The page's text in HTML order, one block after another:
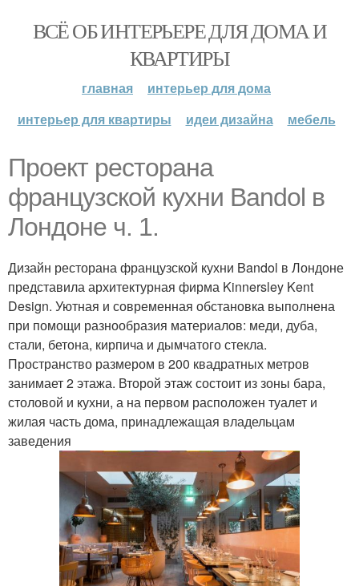
ВСЁ ОБ ИНТЕРЬЕРЕ ДЛЯ ДОМА И
КВАРТИРЫ
главная
интерьер для дома
интерьер для квартиры
идеи дизайна мебель
Проект ресторана
французской кухни Bandol в
Лондоне ч. 1.
Дизайн ресторана французской кухни Bandol в Лондоне
представила архитектурная фирма Kinnersley Kent
Design. Уютная и современная обстановка выполнена
при помощи разнообразия материалов: меди, дуба,
стали, бетона, кирпича и дымчатого стекла.
Пространство размером в 200 квадратных метров
занимает 2 этажа. Второй этаж состоит из зоны бара,
столовой и кухни, а на первом расположен туалет и
жилая часть дома, принадлежащая владельцам
заведения